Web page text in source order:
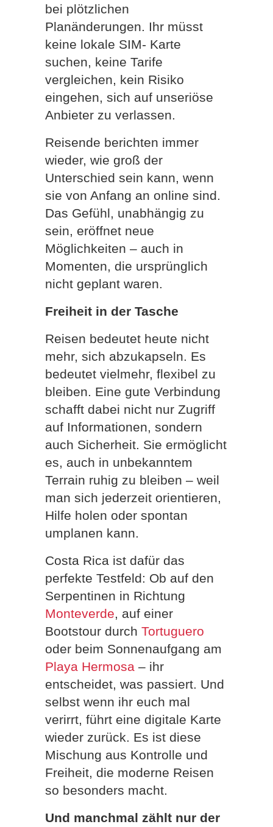
bei plötzlichen
Planänderungen. Ihr müsst
keine lokale SIM- Karte
suchen, keine Tarife
vergleichen, kein Risiko
eingehen, sich auf unseriöse
Anbieter zu verlassen.
Reisende berichten immer
wieder, wie groß der
Unterschied sein kann, wenn
sie von Anfang an online sind.
Das Gefühl, unabhängig zu
sein, eröffnet neue
Möglichkeiten – auch in
Momenten, die ursprünglich
nicht geplant waren.
Freiheit in der Tasche
Reisen bedeutet heute nicht
mehr, sich abzukapseln. Es
bedeutet vielmehr, flexibel zu
bleiben. Eine gute Verbindung
schafft dabei nicht nur Zugriff
auf Informationen, sondern
auch Sicherheit. Sie ermöglicht
es, auch in unbekanntem
Terrain ruhig zu bleiben – weil
man sich jederzeit orientieren,
Hilfe holen oder spontan
umplanen kann.
Costa Rica ist dafür das
perfekte Testfeld: Ob auf den
Serpentinen in Richtung
Monteverde, auf einer
Bootstour durch Tortuguero
oder beim Sonnenaufgang am
Playa Hermosa – ihr
entscheidet, was passiert. Und
selbst wenn ihr euch mal
verirrt, führt eine digitale Karte
wieder zurück. Es ist diese
Mischung aus Kontrolle und
Freiheit, die moderne Reisen
so besonders macht.
Und manchmal zählt nur der